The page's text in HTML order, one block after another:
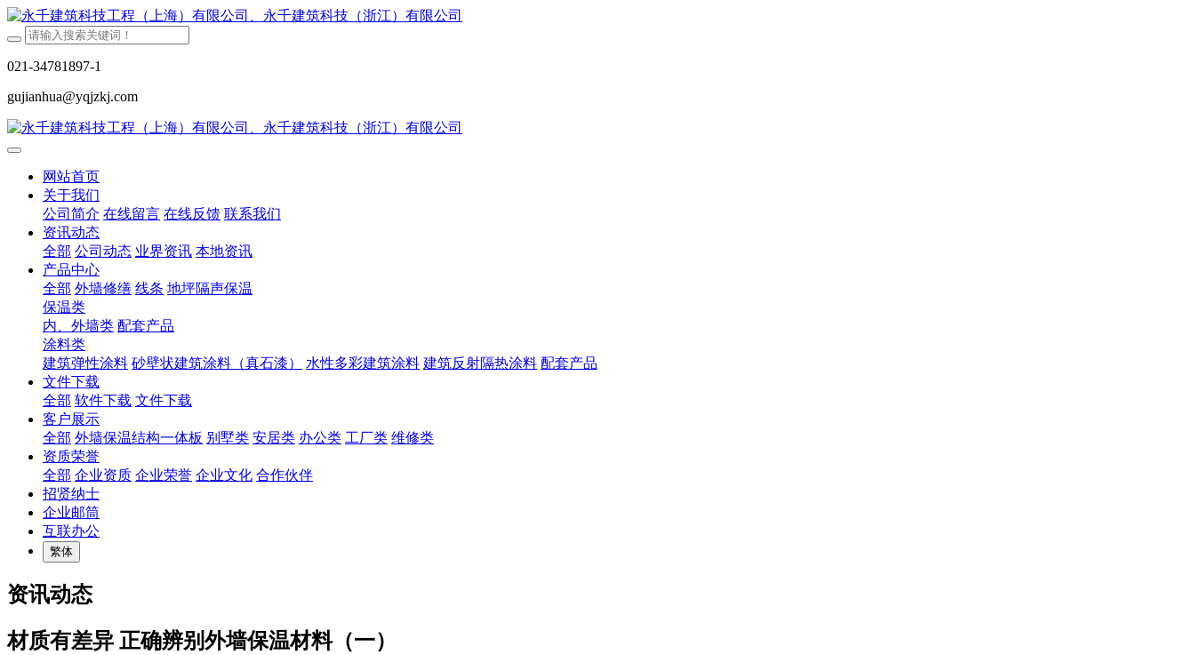
021-34781897-1
gujianhua@yqjzkj.com
网站首页
关于我们
公司简介 在线留言 在线反馈 联系我们
资讯动态
全部 公司动态 业界资讯 本地资讯
产品中心
全部 外墙修缮 线条 地坪隔声保温
保温类
内、外墙类 配套产品
涂料类
建筑弹性涂料 砂壁状建筑涂料（真石漆） 水性多彩建筑涂料 建筑反射隔热涂料 配套产品
文件下载
全部 软件下载 文件下载
客户展示
全部 外墙保温结构一体板 别墅类 安居类 办公类 工厂类 维修类
资质荣誉
全部 企业资质 企业荣誉 企业文化 合作伙伴
招贤纳士
企业邮筒
互联办公
繁体
资讯动态
材质有差异 正确辨别外墙保温材料（一）